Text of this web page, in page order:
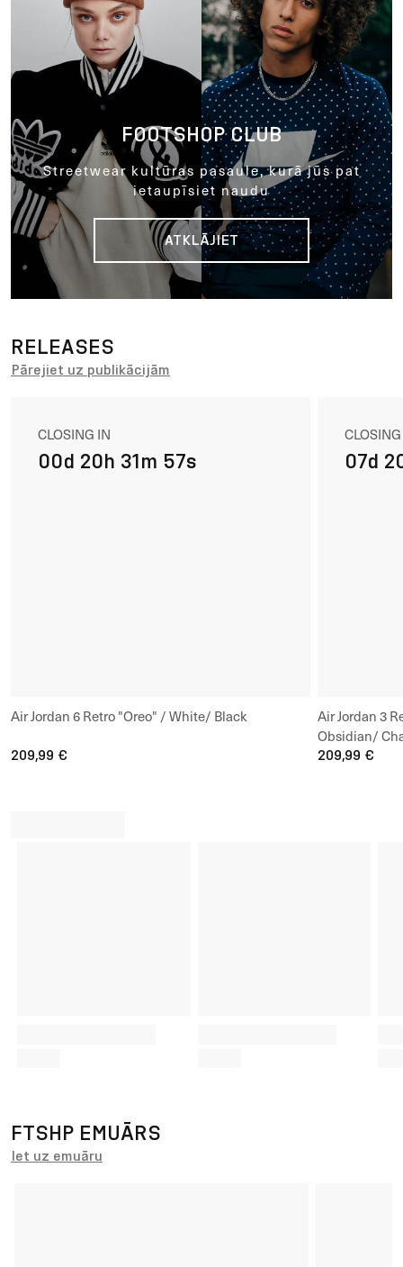
FOOTSHOP CLUB
Streetwear kultūras pasaule, kurā jūs pat
ietaupīsiet naudu
ATKLĀJIET
RELEASES
Pārejiet uz publikācijām
Air Jordan 6 Retro "Oreo" / White/ Black
209,99 €
CLOSING IN
00d 20h 31m 56s
Air Jordan 3
Obsidian/
209,99 €
07d
FTSHP EMUĀRS
Iet uz emuāru